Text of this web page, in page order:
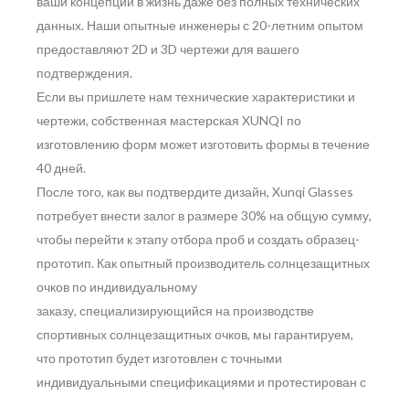
данных. Наши опытные инженеры с 20-летним опытом
предоставляют 2D и 3D чертежи для вашего
подтверждения.
Если вы пришлете нам технические характеристики и
чертежи, собственная мастерская XUNQI по
изготовлению форм может изготовить формы в течение
40 дней.
После того, как вы подтвердите дизайн, Xunqi Glasses
потребует внести залог в размере 30% на общую сумму,
чтобы перейти к этапу отбора проб и создать образец-
прототип. Как опытный производитель солнцезащитных
очков по индивидуальному
заказу, специализирующийся на производстве
спортивных солнцезащитных очков, мы гарантируем,
что прототип будет изготовлен с точными
индивидуальными спецификациями и протестирован с